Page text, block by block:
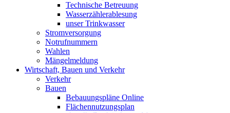
Technische Betreuung
Wasserzählerablesung
unser Trinkwasser
Stromversorgung
Notrufnummern
Wahlen
Mängelmeldung
Wirtschaft, Bauen und Verkehr
Verkehr
Bauen
Bebauungspläne Online
Flächennutzungsplan